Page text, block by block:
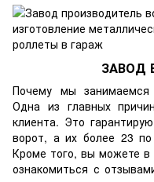
ЗАВОД
Почему мы занимаемся
Одна из главных
клиента. Это
ворот, а их более 23
Кроме того, вы можете
ознакомиться с